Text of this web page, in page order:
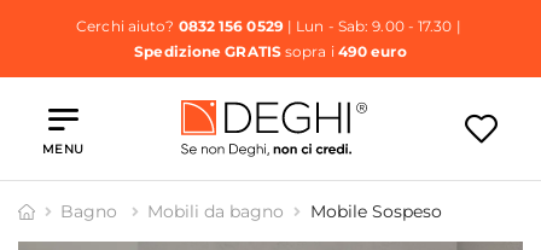
Cerchi aiuto? 0832 156 0529| Lun - Sab: 9.00 - 17.30 |
Spedizione GRATISsopra i 490 euro
MENU
Bagno Mobili da bagno Mobile Sospeso